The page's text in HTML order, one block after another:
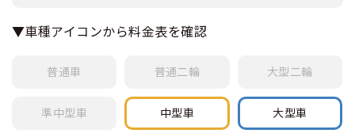
▼車種アイコンから料金表を確認
普通車 普通二輪 大型二輪
準中型車 中型車 大型車